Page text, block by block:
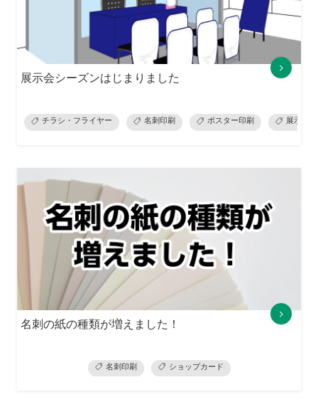
展示会シーズンはじまりました
チラシ・フライヤー 名刺印刷 ポスター印刷 展示会
名刺の紙の種類が増えました！
名刺印刷 ショップカード